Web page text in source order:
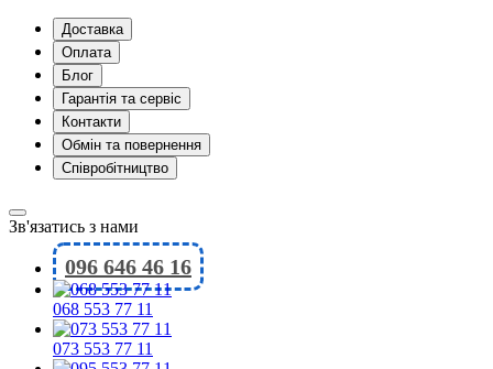
Доставка
Оплата
Блог
Гарантія та сервіс
Контакти
Обмін та повернення
Співробітництво
Зв'язатись з нами
096 646 46 16
068 553 77 11
073 553 77 11